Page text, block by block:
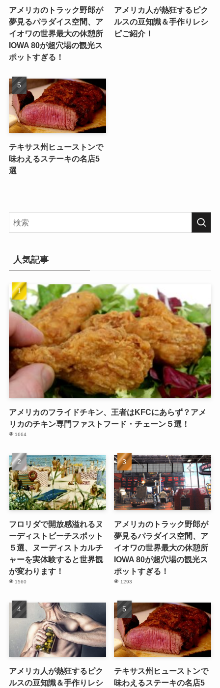
アメリカのトラック野郎が
夢見るパラダイス空間、ア
イオワの世界最大の休憩所
IOWA 80が超穴場の観光ス
ポットすぎる！
アメリカ人が熱狂するピク
ルスの豆知識＆手作りレシ
ピご紹介！
テキサス州ヒューストンで
味わえるステーキの名店5
選
人気記事
アメリカのフライドチキン、王者はKFCにあらず？アメ
リカのチキン専門ファストフード・チェーン５選！
1664
フロリダで開放感溢れるヌ
ーディストビーチスポット
５選、ヌーディストカルチ
ャーを実体験すると世界観
が変わります！
1560
アメリカのトラック野郎が
夢見るパラダイス空間、ア
イオワの世界最大の休憩所
IOWA 80が超穴場の観光ス
ポットすぎる！
1293
アメリカ人が熱狂するピク
ルスの豆知識＆手作りレシ
テキサス州ヒューストンで
味わえるステーキの名店5